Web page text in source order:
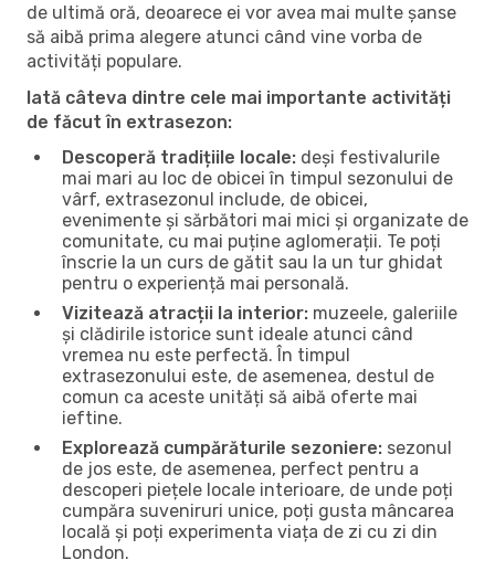
de ultimă oră, deoarece ei vor avea mai multe șanse
să aibă prima alegere atunci când vine vorba de
activități populare.
Iată câteva dintre cele mai importante activități
de făcut în extrasezon:
Descoperă tradițiile locale: deși festivalurile
mai mari au loc de obicei în timpul sezonului de
vârf, extrasezonul include, de obicei,
evenimente și sărbători mai mici și organizate de
comunitate, cu mai puține aglomerații. Te poți
înscrie la un curs de gătit sau la un tur ghidat
pentru o experiență mai personală.
Vizitează atracții la interior: muzeele, galeriile
și clădirile istorice sunt ideale atunci când
vremea nu este perfectă. În timpul
extrasezonului este, de asemenea, destul de
comun ca aceste unități să aibă oferte mai
ieftine.
Explorează cumpărăturile sezoniere: sezonul
de jos este, de asemenea, perfect pentru a
descoperi piețele locale interioare, de unde poți
cumpăra suveniruri unice, poți gusta mâncarea
locală și poți experimenta viața de zi cu zi din
London.